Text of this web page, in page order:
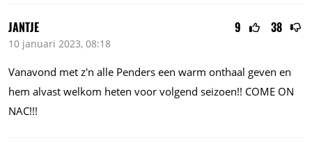
9 38
JANTJE
10 januari 2023, 08:18
Vanavond met z'n alle Penders een warm onthaal geven en
hem alvast welkom heten voor volgend seizoen!! COME ON
NAC!!!